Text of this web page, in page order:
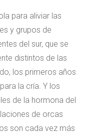
para aliviar las
y grupos de
del sur, que se
distintos de las
los primeros años
la cría. Y los
de la hormona del
de orcas
son cada vez más